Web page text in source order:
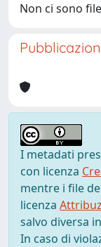
Non ci sono
I metadati
con licenza
mentre i file
licenza
salvo diversa
In caso di